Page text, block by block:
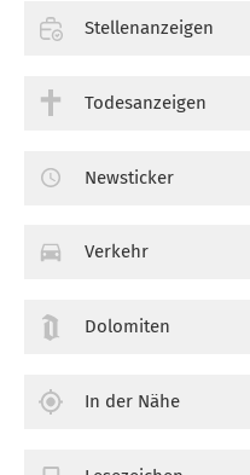
Stellenanzeigen
Todesanzeigen
Newsticker
Verkehr
Dolomiten
In der Nähe